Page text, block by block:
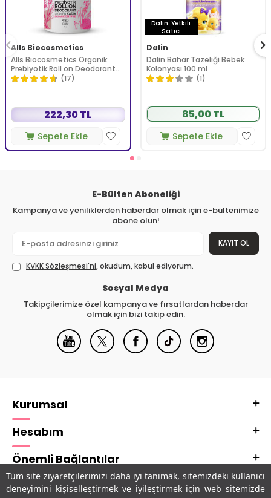
Tüm site ziyaretçilerimizi daha iyi tanımak, sitemizdeki kullanıcı
deneyimini kişiselleştirmek ve iyileştirmek için web sitemizde
Alls Biocosmetics
Alls Biocosmetics Organik
Prebiyotik Roll on Deodorant
75 ml - Kadınlar İçin
(17)
222,30 TL
Sepete Ekle
Dalin Yetkili
Satıcı
Dalin
Dalin Bahar Tazeliği Bebek
Kolonyası 100 ml
(1)
85,00 TL
Sepete Ekle
E-Bülten Aboneliği
Kampanya ve yeniliklerden haberdar olmak için e-bültenimize
abone olun!
KAYIT OL
KVKK Sözleşmesi'ni, okudum, kabul ediyorum.
Sosyal Medya
Takipçilerimize özel kampanya ve fırsatlardan haberdar
olmak için bizi takip edin.
Kurumsal
Hesabım
Önemli Bağlantılar
Adres & İletişim